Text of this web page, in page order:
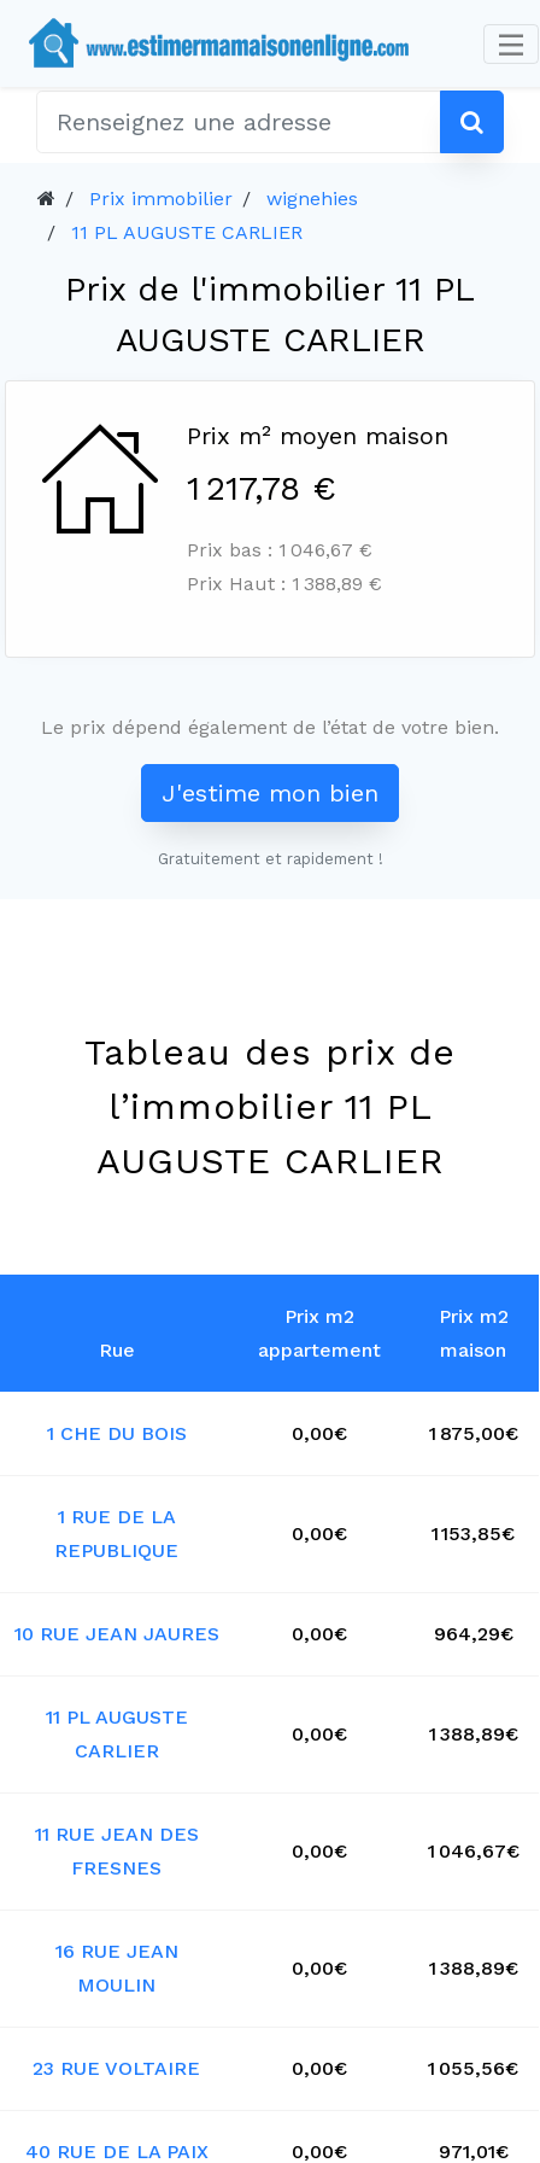
Prix immobilier
wignehies
11 PL AUGUSTE CARLIER
Prix de l'immobilier 11 PL
AUGUSTE CARLIER
Prix m² moyen maison
1 217,78 €
Prix bas : 1 046,67 €
Prix Haut : 1 388,89 €
Le prix dépend également de l’état de votre bien.
J'estime mon bien
Gratuitement et rapidement !
Tableau des prix de
l’immobilier 11 PL
AUGUSTE CARLIER
Rue
Prix m2
appartement
Prix m2
maison
1 CHE DU BOIS 0,00€ 1 875,00€
1 RUE DE LA
REPUBLIQUE
0,00€ 1 153,85€
10 RUE JEAN JAURES 0,00€ 964,29€
11 PL AUGUSTE
CARLIER
0,00€ 1 388,89€
11 RUE JEAN DES
FRESNES
0,00€ 1 046,67€
16 RUE JEAN
MOULIN
0,00€ 1 388,89€
23 RUE VOLTAIRE 0,00€ 1 055,56€
40 RUE DE LA PAIX 0,00€ 971,01€